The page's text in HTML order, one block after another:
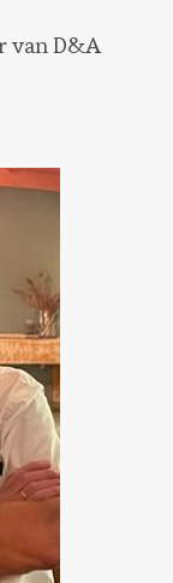
vanD&A